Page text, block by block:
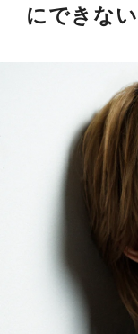
SPUR 2026
2026年9月号
2026-07-23発売
最新号を試
にできな